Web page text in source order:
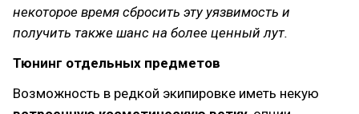
некоторое время сбросить эту уязвимость и
получить также шанс на более ценный лут.
Тюнинг отдельных предметов
Возможность в редкой экипировке иметь некую